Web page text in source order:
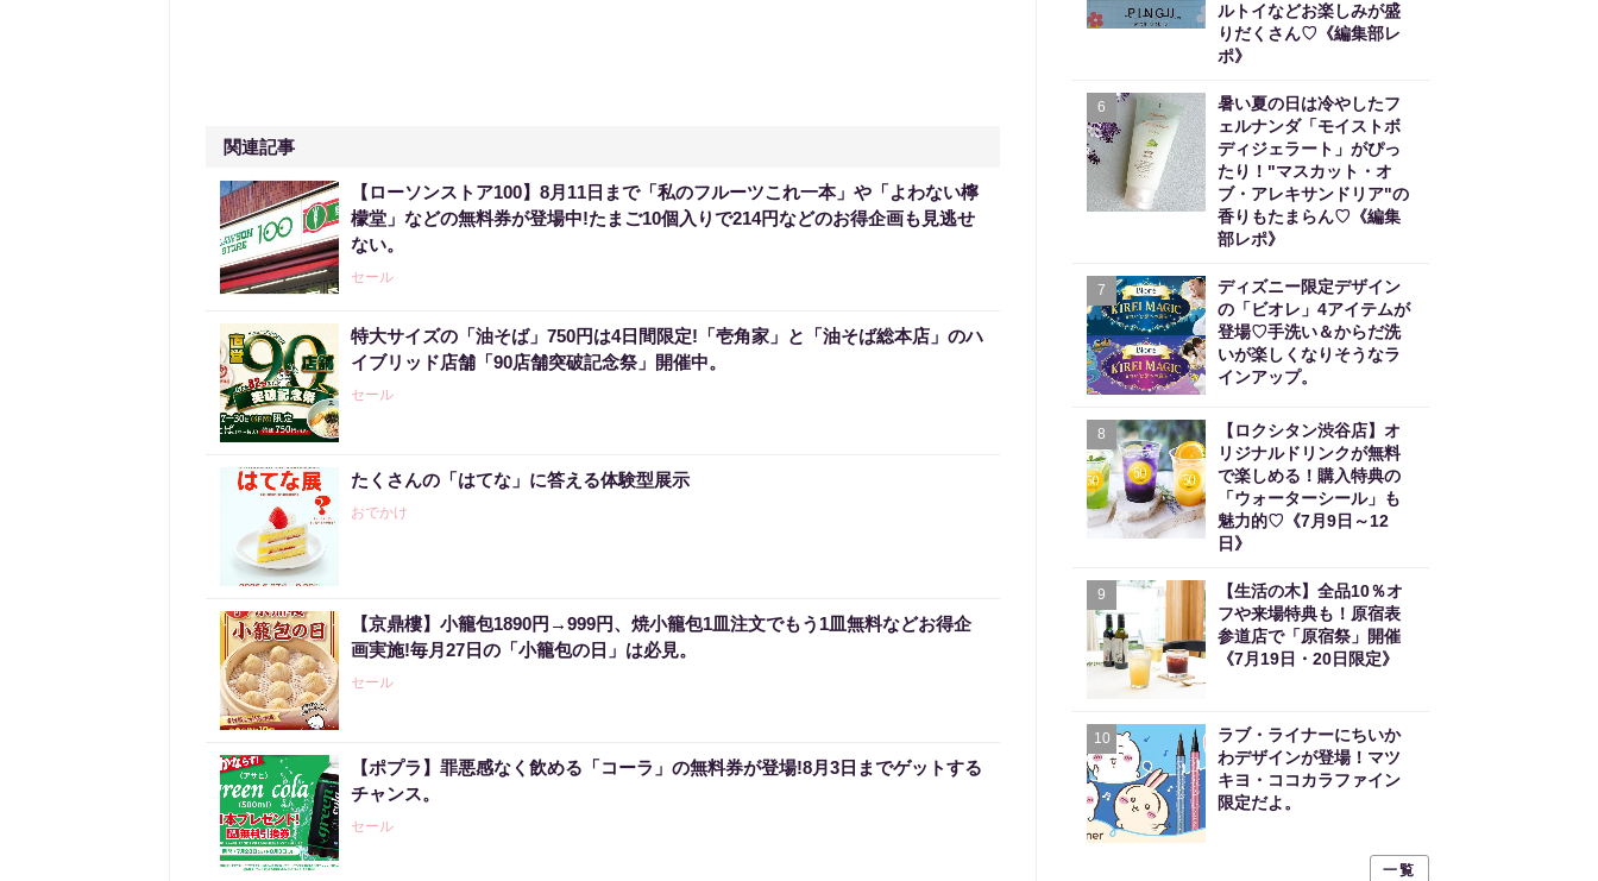
関連記事
【ローソンストア100】8月11日まで「私のフルーツこれ一本」や「よわない檸
檬堂」などの無料券が登場中!たまご10個入りで214円などのお得企画も見逃せ
ない。
セール
特大サイズの「油そば」750円は4日間限定!「壱角家」と「油そば総本店」のハ
イブリッド店舗「90店舗突破記念祭」開催中。
セール
たくさんの「はてな」に答える体験型展示
おでかけ
【京鼎樓】小籠包1890円→999円、焼小籠包1皿注文でもう1皿無料などお得企
画実施!毎月27日の「小籠包の日」は必見。
セール
【ポプラ】罪悪感なく飲める「コーラ」の無料券が登場!8月3日までゲットする
チャンス。
セール
ルトイなどお楽しみが盛
りだくさん♡《編集部レ
ポ》
6
暑い夏の日は冷やしたフ
ェルナンダ「モイストボ
ディジェラート」がぴっ
たり！"マスカット・オ
ブ・アレキサンドリア"の
香りもたまらん♡《編集
部レポ》
7
ディズニー限定デザイン
の「ビオレ」4アイテムが
登場♡手洗い＆からだ洗
いが楽しくなりそうなラ
インアップ。
8
【ロクシタン渋谷店】オ
リジナルドリンクが無料
で楽しめる！購入特典の
「ウォーターシール」も
魅力的♡《7月9日～12
日》
9
【生活の木】全品10％オ
フや来場特典も！原宿表
参道店で「原宿祭」開催
《7月19日・20日限定》
10
ラブ・ライナーにちいか
わデザインが登場！マツ
キヨ・ココカラファイン
限定だよ。
一覧